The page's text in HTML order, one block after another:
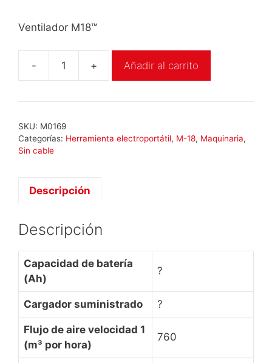
Ventilador M18™
-
Milwaukee
AF-
cantidad
+ Añadir al carrito
SKU: M0169
Categorías: Herramienta electroportátil, M-18, Maquinaria,
Sin cable
Descripción
Descripción
Capacidad de batería
(Ah)
?
Cargador suministrado ?
Flujo de aire velocidad 1
(m³ por hora)
760